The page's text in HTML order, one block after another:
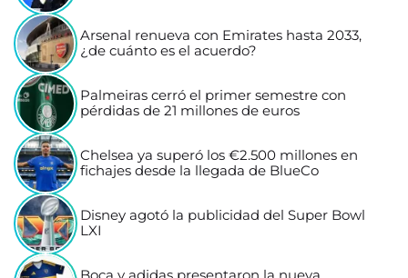
Arsenal renueva con Emirates hasta 2033,
¿de cuánto es el acuerdo?
Palmeiras cerró el primer semestre con
pérdidas de 21 millones de euros
Chelsea ya superó los €2.500 millones en
fichajes desde la llegada de BlueCo
Disney agotó la publicidad del Super Bowl
LXI